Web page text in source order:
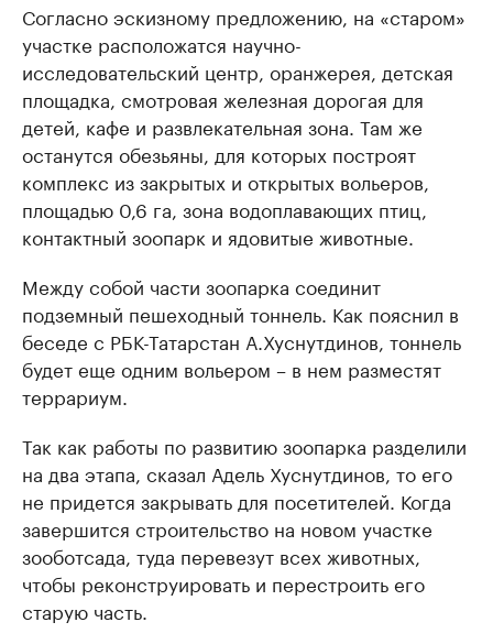
Согласно эскизному предложению, на «старом»
участке расположатся научно-
исследовательский центр, оранжерея, детская
площадка, смотровая железная дорогая для
детей, кафе и развлекательная зона. Там же
останутся обезьяны, для которых построят
комплекс из закрытых и открытых вольеров,
площадью 0,6 га, зона водоплавающих птиц,
контактный зоопарк и ядовитые животные.
Между собой части зоопарка соединит
подземный пешеходный тоннель. Как пояснил в
беседе с РБК-Татарстан А.Хуснутдинов, тоннель
будет еще одним вольером – в нем разместят
террариум.
Так как работы по развитию зоопарка разделили
на два этапа, сказал Адель Хуснутдинов, то его
не придется закрывать для посетителей. Когда
завершится строительство на новом участке
зооботсада, туда перевезут всех животных,
чтобы реконструировать и перестроить его
старую часть.